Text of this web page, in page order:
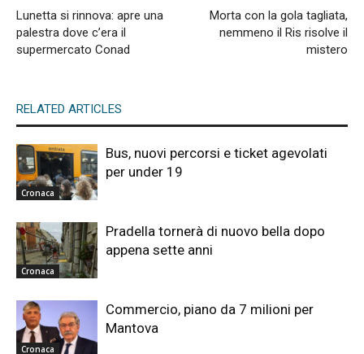
Lunetta si rinnova: apre una
palestra dove c’era il
supermercato Conad
Morta con la gola tagliata,
nemmeno il Ris risolve il
mistero
RELATED ARTICLES
Cronaca
Bus, nuovi percorsi e ticket agevolati
per under 19
Cronaca
Pradella tornerà di nuovo bella dopo
appena sette anni
Cronaca
Commercio, piano da 7 milioni per
Mantova